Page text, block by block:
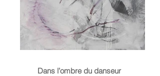
Dans l’ombre du danseur